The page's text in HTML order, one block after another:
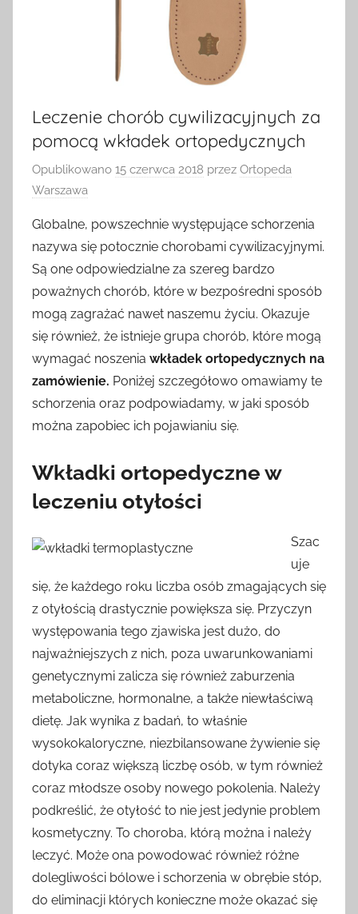
Leczenie chorób cywilizacyjnych za
pomocą wkładek ortopedycznych
Opublikowano 15 czerwca 2018 przez Ortopeda
Warszawa
Globalne, powszechnie występujące schorzenia
nazywa się potocznie chorobami cywilizacyjnymi.
Są one odpowiedzialne za szereg bardzo
poważnych chorób, które w bezpośredni sposób
mogą zagrażać nawet naszemu życiu. Okazuje
się również, że istnieje grupa chorób, które mogą
wymagać noszenia wkładek ortopedycznych na
zamówienie. Poniżej szczegółowo omawiamy te
schorzenia oraz podpowiadamy, w jaki sposób
można zapobiec ich pojawianiu się.
Wkładki ortopedyczne w
leczeniu otyłości
Szac
uje
się, że każdego roku liczba osób zmagających się
z otyłością drastycznie powiększa się. Przyczyn
występowania tego zjawiska jest dużo, do
najważniejszych z nich, poza uwarunkowaniami
genetycznymi zalicza się również zaburzenia
metaboliczne, hormonalne, a także niewłaściwą
dietę. Jak wynika z badań, to właśnie
wysokokaloryczne, niezbilansowane żywienie się
dotyka coraz większą liczbę osób, w tym również
coraz młodsze osoby nowego pokolenia. Należy
podkreślić, że otyłość to nie jest jedynie problem
kosmetyczny. To choroba, którą można i należy
leczyć. Może ona powodować również różne
dolegliwości bólowe i schorzenia w obrębie stóp,
do eliminacji których konieczne może okazać się